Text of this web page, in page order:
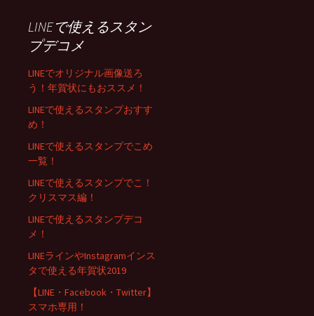
LINEで使えるスタン
プデコメ
LINEでオリジナル画像送ろ
う！年賀状にもおススメ！
LINEで使えるスタンプおすす
め！
LINEで使えるスタンプでこめ
一覧！
LINEで使えるスタンプでこ！
クリスマス編！
LINEで使えるスタンプデコ
メ！
LINEラインやInstagramインス
タで使える年賀状2019
【LINE・Facebook・Twitter】
スマホ専用！